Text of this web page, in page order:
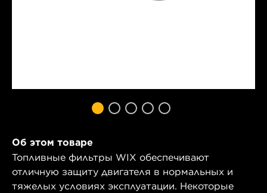
Об этом товаре
Топливные фильтры WIX обеспечивают
отличную защиту двигателя в нормальных и
тяжелых условиях эксплуатации. Некоторые